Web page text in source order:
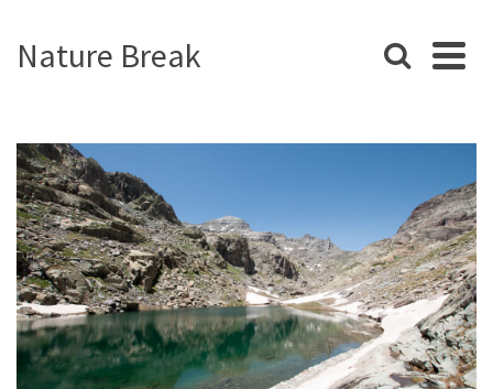
Nature Break